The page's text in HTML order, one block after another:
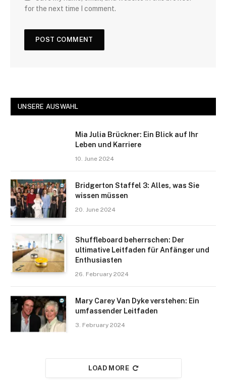
for the next time I comment.
UNSERE AUSWAHL
Mia Julia Brückner: Ein Blick auf Ihr
Leben und Karriere
10. June 2024
Bridgerton Staffel 3: Alles, was Sie
wissen müssen
20. June 2024
Shuffleboard beherrschen: Der
ultimative Leitfaden für Anfänger und
Enthusiasten
26. February 2024
Mary Carey Van Dyke verstehen: Ein
umfassender Leitfaden
3. February 2024
LOAD MORE